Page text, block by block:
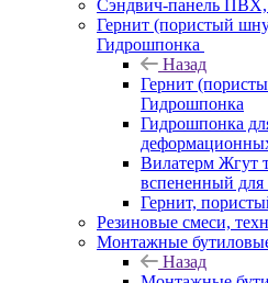
Сэндвич-панель
Гернит (пористый
Гидрошпонка
Назад
Гернит
Гидрошпонка
Гидрошпонка
Вилатерм Жгут
вспененный
Гернит,
Резиновые смеси,
Монтажные
Назад